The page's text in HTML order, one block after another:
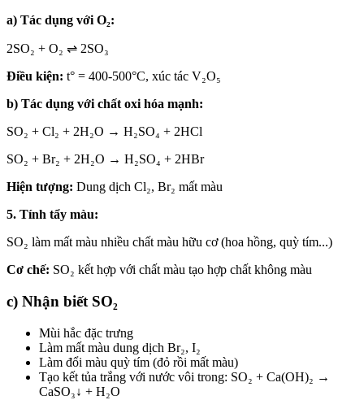
a) Tác dụng với O₂:
2SO₂ + O₂ ⇌ 2SO₃
Điều kiện: t° = 400-500°C, xúc tác V₂O₅
b) Tác dụng với chất oxi hóa mạnh:
SO₂ + Cl₂ + 2H₂O → H₂SO₄ + 2HCl
SO₂ + Br₂ + 2H₂O → H₂SO₄ + 2HBr
Hiện tượng: Dung dịch Cl₂, Br₂ mất màu
5. Tính tẩy màu:
SO₂ làm mất màu nhiều chất màu hữu cơ (hoa hồng, quỳ tím...)
Cơ chế: SO₂ kết hợp với chất màu tạo hợp chất không màu
c) Nhận biết SO₂
Mùi hắc đặc trưng
Làm mất màu dung dịch Br₂, I₂
Làm đổi màu quỳ tím (đỏ rồi mất màu)
Tạo kết tủa trắng với nước vôi trong: SO₂ + Ca(OH)₂ →
CaSO₃↓ + H₂O